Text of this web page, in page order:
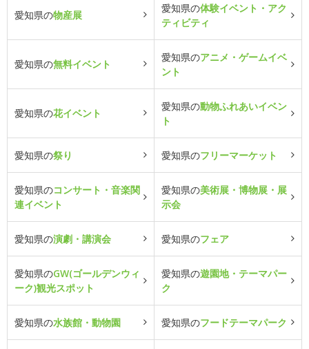
愛知県の物産展
愛知県の体験イベント・アク
ティビティ
愛知県の無料イベント
愛知県のアニメ・ゲームイベ
ント
愛知県の花イベント
愛知県の動物ふれあいイベン
ト
愛知県の祭り 愛知県のフリーマーケット
愛知県のコンサート・音楽関
連イベント
愛知県の美術展・博物展・展
示会
愛知県の演劇・講演会 愛知県のフェア
愛知県のGW(ゴールデンウィ
ーク)観光スポット
愛知県の遊園地・テーマパー
ク
愛知県の水族館・動物園 愛知県のフードテーマパーク